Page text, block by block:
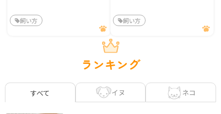
飼い方 飼い方
ランキング
すべて イヌ ネコ